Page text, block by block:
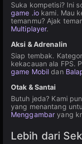
Suka kompetisi? Ini
game .iokami. Mau
temanmu? Ajak
Multiplayer.
Aksi & Adrenalin
Siap tembak.
kekacauan ala FPS.
game Mobil dan
Otak & Santai
Butuh jeda? Kami
yang menantang
Menggambar yang
Lebih dari